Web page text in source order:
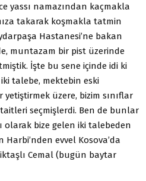
yassı namazından kaçmakla
takarak koşmakla tatmin
Hastanesi’ne bakan
muntazam bir pist üzerinde
İşte bu sene içinde idi ki
iki talebe, mektebin eski
üzere, bizim sınıflar
seçmişlerdi. Ben de bunlar
olarak bize gelen iki talebeden
evvel Kosova’da
Cemal (bugün baytar